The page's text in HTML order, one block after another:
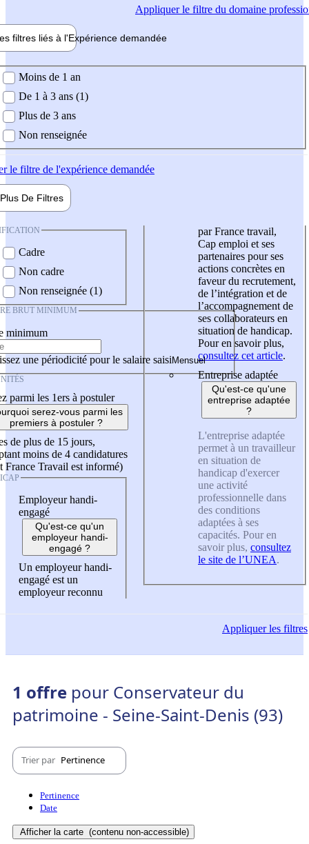
Appliquerle filtre du domaine
filtres liés à l'Expérience demandée
demandée
Moins de 1 an
De 1 à 3 ans (1)
Plus de 3 ans
Non renseignée
le filtre de l'expérience demandée
Plus De Filtres
Cadre
Non cadre
Non renseignée (1)
BRUT MINIMUM
minimum
une périodicité pour le salaire saisi
parmi les 1ers à postuler
serez-vous parmi les
premiers à postuler ?
de plus de 15 jours,
moins de 4 candidatures
France Travail est informé)
Employeur handi-
engagé
Qu'est-ce qu'un
employeur handi-
engagé ?
Un employeur handi-
engagé est un
employeur reconnu
par France travail,
Cap emploi et ses
partenaires pour ses
actions concrètes en
faveur du recrutement,
de l’intégration et de
l’accompagnement de
ses collaborateurs en
situation de handicap.
Pour en savoir plus,
consultez cet article.
Entreprise adaptée
Qu'est-ce qu'une
entreprise adaptée
?
L'entreprise adaptée
permet à un travailleur
en situation de
handicap d'exercer
une activité
professionnelle dans
des conditions
adaptées à ses
capacités. Pour en
savoir plus, consultez
le site de l’UNEA.
Appliquerles filtres
1 offre pour Conservateur du
patrimoine - Seine-Saint-Denis (93)
Trier par Pertinence
Pertinence
Date
Afficher la carte (contenu non-accessible)